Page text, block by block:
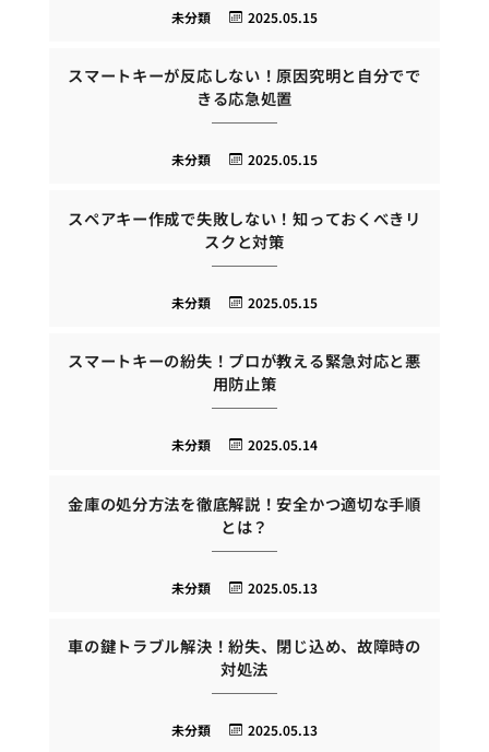
2025.05.15
未分類
スマートキーが反応しない！原因究明と自分でで
きる応急処置
2025.05.15
未分類
スペアキー作成で失敗しない！知っておくべきリ
スクと対策
2025.05.15
未分類
スマートキーの紛失！プロが教える緊急対応と悪
用防止策
2025.05.14
未分類
金庫の処分方法を徹底解説！安全かつ適切な手順
とは？
2025.05.13
未分類
車の鍵トラブル解決！紛失、閉じ込め、故障時の
対処法
2025.05.13
未分類